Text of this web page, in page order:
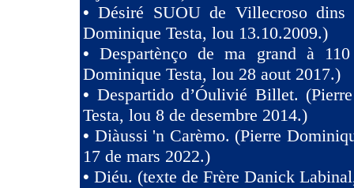
•Désiré SUOU de Villecroso dins
Dominique Testa, lou 13.10.2009.)
•Despartènço de ma grand à
Dominique Testa, lou 28 aout 2017.)
• Despartido d’Óulivié Billet.
Testa, lou 8 de desembre 2014.)
• Diàussi 'n Carèmo. (Pierre
17 de mars 2022.)
• Diéu. (texte de Frère Danick